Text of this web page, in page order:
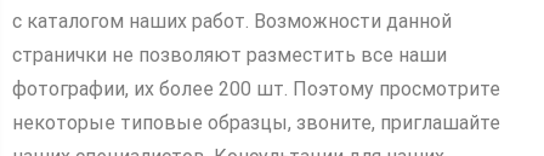
с каталогом наших работ. Возможности данной
странички не позволяют разместить все наши
фотографии, их более 200 шт. Поэтому просмотрите
некоторые типовые образцы, звоните, приглашайте